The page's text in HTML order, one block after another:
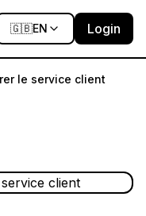
🇬🇧EN Login
le service client